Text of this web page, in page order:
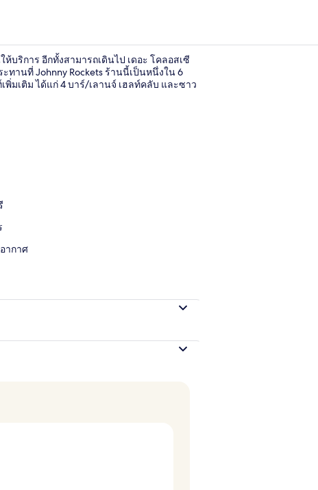
Room Type Assigned on Arrival |
ริการ อีกทั้งสามารถเดินไป เดอะ โคลอสเซี
ทานที่ Johnny Rockets ร้านนี้เป็นหนึ่งใน 6
พิ่มเติม ได้แก่ 4 บาร์/เลานจ์ เฮลท์คลับ และซาว
ากาศ